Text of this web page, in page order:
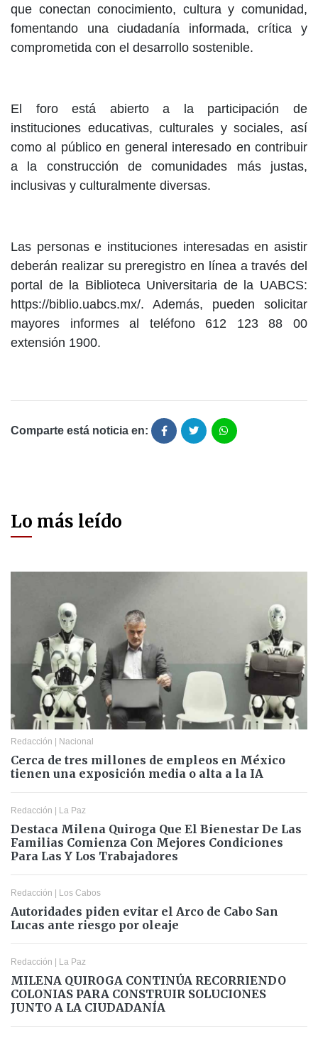
que conectan conocimiento, cultura y comunidad,
fomentando una ciudadanía informada, crítica y
comprometida con el desarrollo sostenible.
El foro está abierto a la participación de
instituciones educativas, culturales y sociales, así
como al público en general interesado en contribuir
a la construcción de comunidades más justas,
inclusivas y culturalmente diversas.
Las personas e instituciones interesadas en asistir
deberán realizar su preregistro en línea a través del
portal de la Biblioteca Universitaria de la UABCS:
https://biblio.uabcs.mx/. Además, pueden solicitar
mayores informes al teléfono 612 123 88 00
extensión 1900.
Comparte está noticia en:
Lo más leído
Redacción | Nacional
Cerca de tres millones de empleos en México
tienen una exposición media o alta a la IA
Redacción | La Paz
Destaca Milena Quiroga Que El Bienestar De Las
Familias Comienza Con Mejores Condiciones
Para Las Y Los Trabajadores
Redacción | Los Cabos
Autoridades piden evitar el Arco de Cabo San
Lucas ante riesgo por oleaje
Redacción | La Paz
MILENA QUIROGA CONTINÚA RECORRIENDO
COLONIAS PARA CONSTRUIR SOLUCIONES
JUNTO A LA CIUDADANÍA